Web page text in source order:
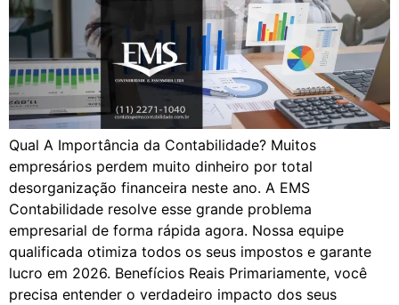
Qual A Importância da Contabilidade? Muitos
empresários perdem muito dinheiro por total
desorganização financeira neste ano. A EMS
Contabilidade resolve esse grande problema
empresarial de forma rápida agora. Nossa equipe
qualificada otimiza todos os seus impostos e garante
lucro em 2026. Benefícios Reais Primariamente, você
precisa entender o verdadeiro impacto dos seus